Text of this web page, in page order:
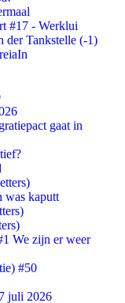
#17 - Werklui
der Tankstelle (-1)
gaat in
was kaputt
We zijn er weer
#50
juli 2026